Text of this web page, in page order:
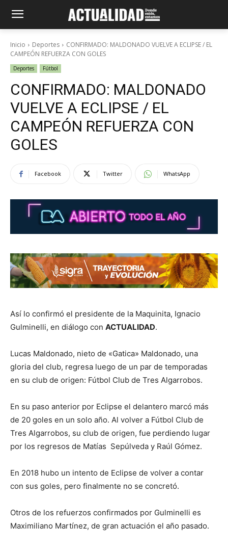
Inicio Deportes
CONFIRMADO: MALDONADO VUELVE A ECLIPSE / EL
CAMPEÓN REFUERZA CON GOLES
Deportes Fútbol
CONFIRMADO: MALDONADO
VUELVE A ECLIPSE / EL
CAMPEÓN REFUERZA CON
GOLES
Facebook Twitter WhatsApp
Así lo confirmó el presidente de la Maquinita, Ignacio
Gulminelli, en diálogo con ACTUALIDAD.
Lucas Maldonado, nieto de «Gatica» Maldonado, una
gloria del club, regresa luego de un par de temporadas
en su club de origen: Fútbol Club de Tres Algarrobos.
En su paso anterior por Eclipse el delantero marcó más
de 20 goles en un solo año. Al volver a Fútbol Club de
Tres Algarrobos, su club de origen, fue perdiendo lugar
por los regresos de Matías Sepúlveda y Raúl Gómez.
En 2018 hubo un intento de Eclipse de volver a contar
con sus goles, pero finalmente no se concretó.
Otros de los refuerzos confirmados por Gulminelli es
Maximiliano Martínez, de gran actuación el año pasado.